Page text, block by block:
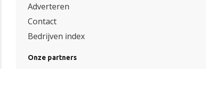
Adverteren
Contact
Bedrijven index
Onze partners